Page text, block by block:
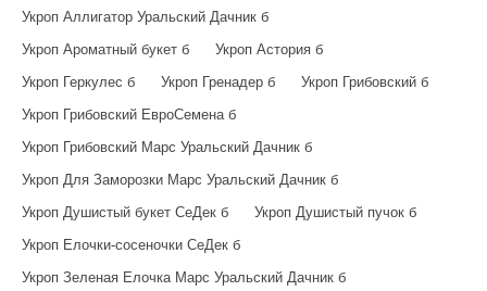
Укроп Аллигатор Уральский Дачник б
Укроп Ароматный букет б
Укроп Астория б
Укроп Геркулес б
Укроп Гренадер б
Укроп Грибовский б
Укроп Грибовский ЕвроСемена б
Укроп Грибовский Марс Уральский Дачник б
Укроп Для Заморозки Марс Уральский Дачник б
Укроп Душистый букет СеДек б
Укроп Душистый пучок б
Укроп Елочки-сосеночки СеДек б
Укроп Зеленая Елочка Марс Уральский Дачник б